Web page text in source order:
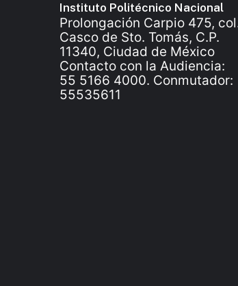
Instituto Politécnico Nacional
Prolongación Carpio 475,
Casco de Sto. Tomás, C.P.
11340, Ciudad de México
Contacto con la Audiencia:
55 5166 4000. Conmutador:
55535611